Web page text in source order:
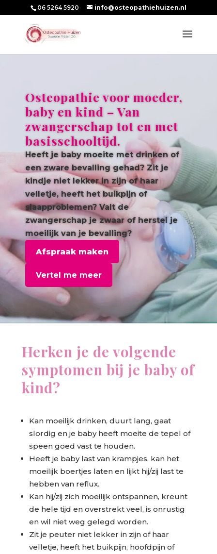
06 5264 5920 info@osteopathiehuizen.nl
Osteopathie voor moeder,
baby en kind – Van
zwangerschap tot en met
basisschooltijd.
Heeft je baby moeite met drinken of
een zware bevalling gehad? Zit je
kindje niet lekker in zijn of haar
velletje, heeft het buikpijn of
slaapproblemen? Valt de
zwangerschap je zwaar of herstel je
moeilijk van je bevalling?
Afspraak maken
Vertel me meer
Herken je de volgende
symptomen bij je baby of
kind?
Kan moeilijk drinken, duurt lang, gaat
slordig en je baby heeft moeite de tepel of
speen goed vast te houden.
Heeft je baby last van krampjes, kan het
moeilijk boertjes laten en lijkt hij/zij last te
hebben van reflux.
Kan hij/zij zich moeilijk ontspannen, kreunt
de hele tijd en overstrekt veel, is onrustig
en wil niet weg gelegd worden.
Zit je peuter niet lekker in zijn of haar
velletje, heeft het buikpijn, hoofdpijn of